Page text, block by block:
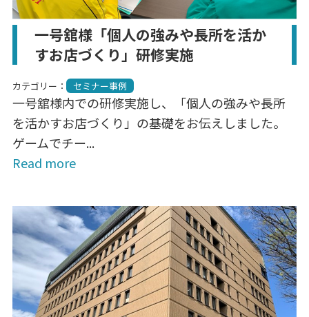
一号舘様「個人の強みや長所を活か
すお店づくり」研修実施
カテゴリー： セミナー事例
一号舘様内での研修実施し、「個人の強みや長所
を活かすお店づくり」の基礎をお伝えしました。
ゲームでチー...
Read more